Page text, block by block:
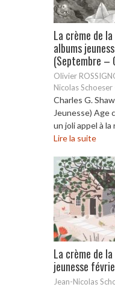
La crème de
albums
(Septembre –
Olivier
Nicolas Schoeser
Charles G.
Jeunesse) Age
un joli appel à
Lire la suite
La crème de
jeunesse
Jean-Nicolas